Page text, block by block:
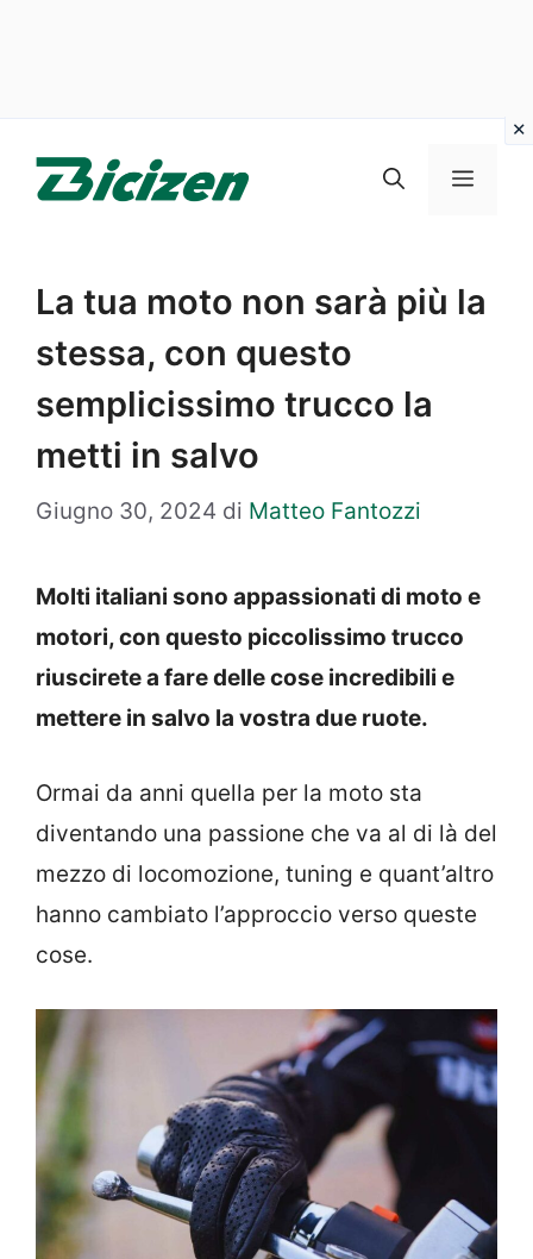
Menu
La tua moto non sarà più la
stessa, con questo
semplicissimo trucco la
metti in salvo
Giugno 30, 2024 di Matteo Fantozzi
Molti italiani sono appassionati di moto e
motori, con questo piccolissimo trucco
riuscirete a fare delle cose incredibili e
mettere in salvo la vostra due ruote.
Ormai da anni quella per la moto sta
diventando una passione che va al di là del
mezzo di locomozione, tuning e quant’altro
hanno cambiato l’approccio verso queste
cose.